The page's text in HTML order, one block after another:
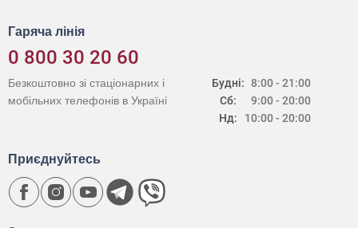
Гаряча лінія
0 800 30 20 60
Будні:
Сб:
Нд:
8:00 - 21:00
9:00 - 20:00
10:00 - 20:00
Безкоштовно зі стаціонарних і
мобільних телефонів в Україні
Приєднуйтесь